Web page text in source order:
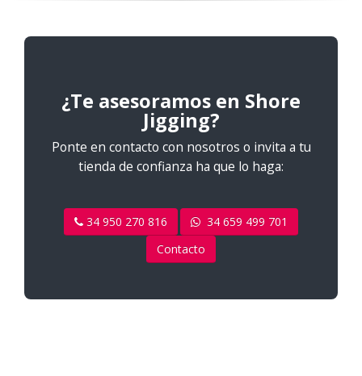
¿Te asesoramos en Shore
Jigging?
Ponte en contacto con nosotros o invita a tu
tienda de confianza ha que lo haga:
34 950 270 816
34 659 499 701
Contacto